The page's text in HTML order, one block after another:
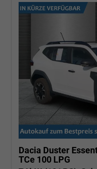
Dacia Duster
TCe 100 LPG